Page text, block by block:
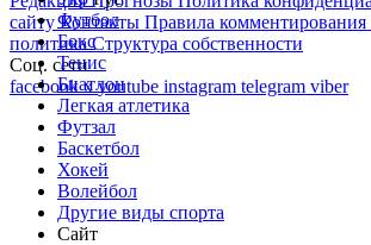
сайтуКонтакты Правила комментирования
политикаСтруктура собственности
Соц. сети
facebookxyoutube instagram telegram viber
Футбол
Бокс
Тенис
Биатлон
Легкая атлетика
Футзал
Баскетбол
Хокей
Волейбол
Другие виды спорта
Сайт